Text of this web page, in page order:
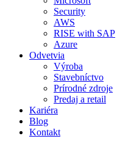
Security
AWS
RISE with SAP
Azure
Odvetvia
Výroba
Stavebníctvo
Prírodné zdroje
Predaj a retail
Kariéra
Blog
Kontakt